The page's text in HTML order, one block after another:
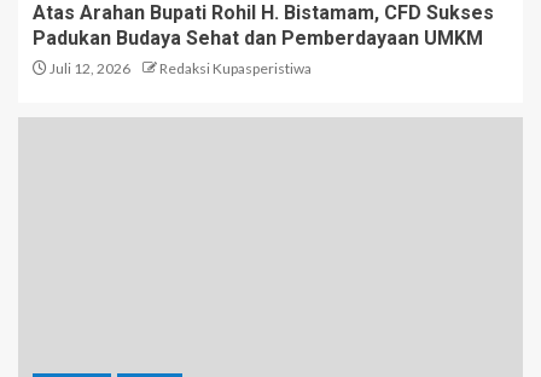
Atas Arahan Bupati Rohil H. Bistamam, CFD Sukses
Padukan Budaya Sehat dan Pemberdayaan UMKM
Juli 12, 2026 Redaksi Kupasperistiwa